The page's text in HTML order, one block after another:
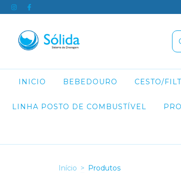
INICIO BEBEDOURO CESTO/
LINHA POSTO DE COMBUSTÍVEL
Início > Produtos